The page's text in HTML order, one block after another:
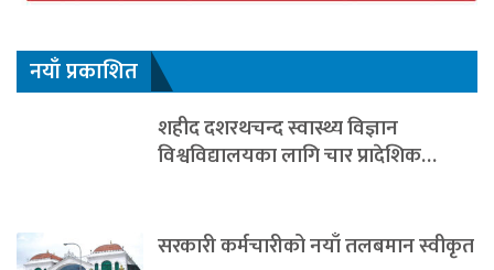
नयाँ प्रकाशित
शहीद दशरथचन्द स्वास्थ्य विज्ञान
विश्वविद्यालयका लागि चार प्रादेशिक…
सरकारी कर्मचारीको नयाँ तलबमान स्वीकृत